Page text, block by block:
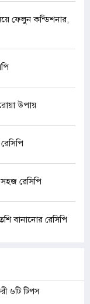
ফেলুন কন্ডিশনার,
উপায়
রেসিপি
বানানোর রেসিপি
৬টি টিপস